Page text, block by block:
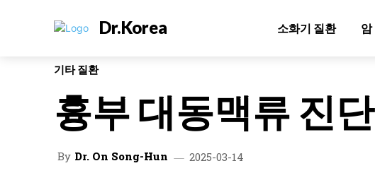
Dr.Korea 소화기 질환 암
기타 질환
흉부 대동맥류 진단
By Dr. On Song-Hun 2025-03-14